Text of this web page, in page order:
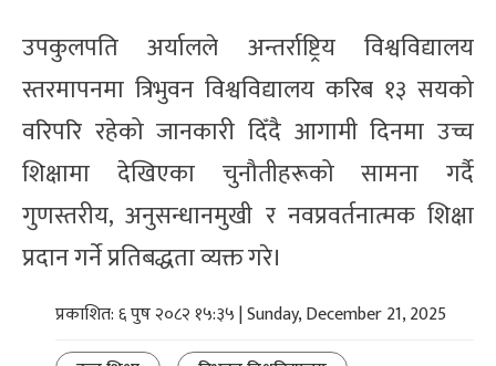
उपकुलपति अर्यालले अन्तर्राष्ट्रिय विश्वविद्यालय
स्तरमापनमा त्रिभुवन विश्वविद्यालय करिब १३ सयको
वरिपरि रहेको जानकारी दिँदै आगामी दिनमा उच्च
शिक्षामा देखिएका चुनौतीहरूको सामना गर्दै
गुणस्तरीय, अनुसन्धानमुखी र नवप्रवर्तनात्मक शिक्षा
प्रदान गर्ने प्रतिबद्धता व्यक्त गरे।
प्रकाशित: ६ पुष २०८२ १५:३५ | Sunday, December 21, 2025